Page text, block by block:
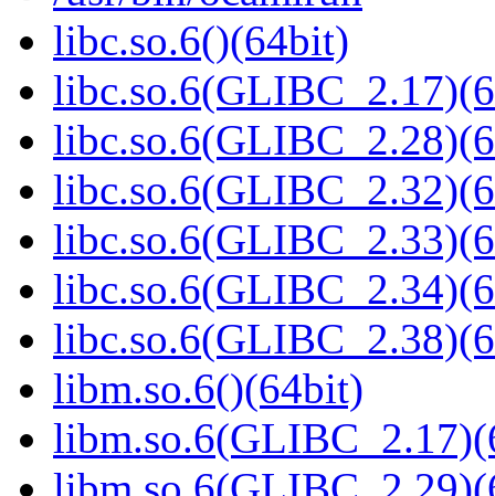
libc.so.6()(64bit)
libm.so.6()(64bit)